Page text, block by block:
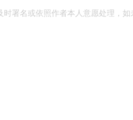
时署名或依照作者本人意愿处理，